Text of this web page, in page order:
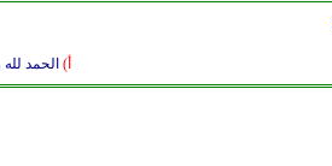
أ) الحمد